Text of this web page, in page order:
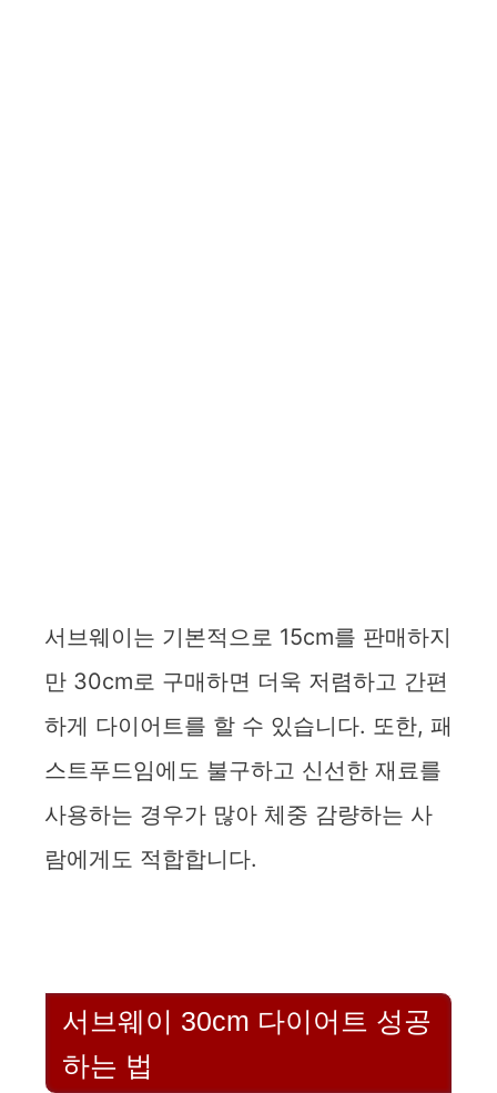
서브웨이는 기본적으로 15cm를 판매하지
만 30cm로 구매하면 더욱 저렴하고 간편
하게 다이어트를 할 수 있습니다. 또한, 패
스트푸드임에도 불구하고 신선한 재료를
사용하는 경우가 많아 체중 감량하는 사
람에게도 적합합니다.
서브웨이 30cm 다이어트 성공
하는 법